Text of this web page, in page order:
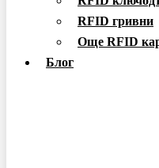
RFID гривни
Още RFID
Блог